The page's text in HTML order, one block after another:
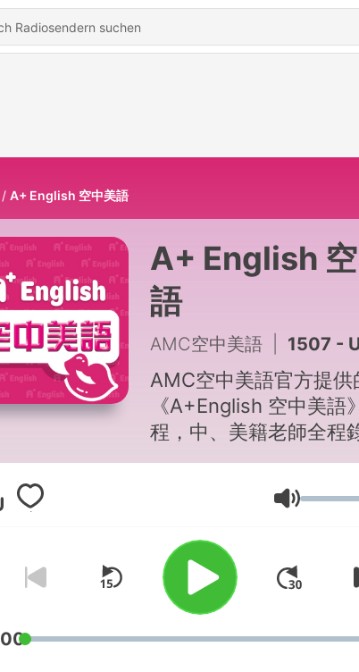
A+ English 空中美語
A+ English
語
AMC空中美語 1507 - Unit 10-2 你的膽子夠大嗎？臺灣知名鬼屋
AMC空中美語官方提供
《A+English 空中美語
程，中、美籍老師全程
授，講解文法句構與片
易懂，搭配雜誌學習效
作吧！ 抖內這邊來
→https://
d083-47f6-93fa-
db78920f8c8b -- Hosting
provided bySoundOn